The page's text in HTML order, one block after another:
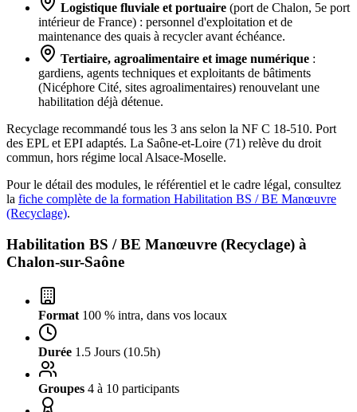
Logistique fluviale et portuaire (port de Chalon, 5e port
intérieur de France) : personnel d'exploitation et de
maintenance des quais à recycler avant échéance.
Tertiaire, agroalimentaire et image numérique :
gardiens, agents techniques et exploitants de bâtiments
(Nicéphore Cité, sites agroalimentaires) renouvelant une
habilitation déjà détenue.
Recyclage recommandé tous les 3 ans selon la NF C 18-510. Port
des EPL et EPI adaptés. La Saône-et-Loire (71) relève du droit
commun, hors régime local Alsace-Moselle.
Pour le détail des modules, le référentiel et le cadre légal, consultez
la fiche complète de la formation Habilitation BS / BE Manœuvre
(Recyclage).
Habilitation BS / BE Manœuvre (Recyclage) à
Chalon-sur-Saône
Format 100 % intra, dans vos locaux
Durée 1.5 Jours (10.5h)
Groupes 4 à 10 participants